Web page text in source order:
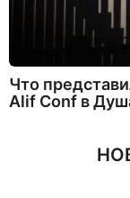
Что
Alif Conf в